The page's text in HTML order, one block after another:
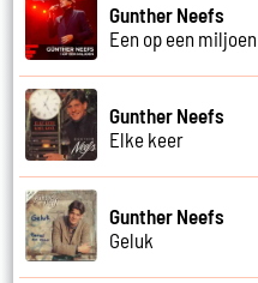
Gunther Neefs
Een op een miljoen
Gunther Neefs
Elke keer
Gunther Neefs
Geluk